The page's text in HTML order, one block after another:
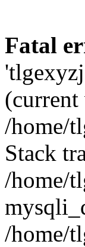
Fatal
/home/
Stack
/home/
/home/